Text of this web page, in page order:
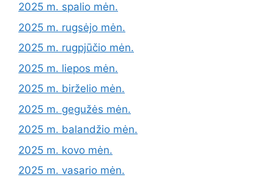
2025 m. spalio mėn.
2025 m. rugsėjo mėn.
2025 m. rugpjūčio mėn.
2025 m. liepos mėn.
2025 m. birželio mėn.
2025 m. gegužės mėn.
2025 m. balandžio mėn.
2025 m. kovo mėn.
2025 m. vasario mėn.